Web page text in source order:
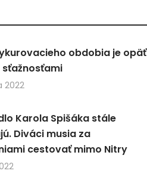
obdobia je opäť
2022
Karola Spišáka stále
Diváci musia za
cestovať mimo Nitry